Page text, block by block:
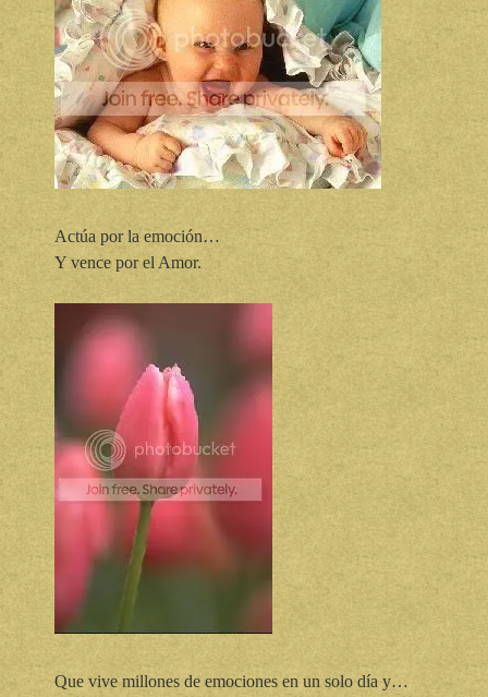
Actúa por la emoción…
Y vence por el Amor.
Que vive millones de emociones en un solo día y…